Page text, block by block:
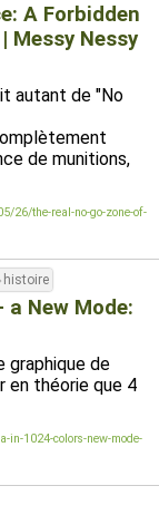
A Forbidden
Messy Nessy
autant de "No
de munitions,
26/the-real-no-go-zone-of-
histoire
a New Mode:
graphique de
en théorie que 4
1024-colors-new-mode-